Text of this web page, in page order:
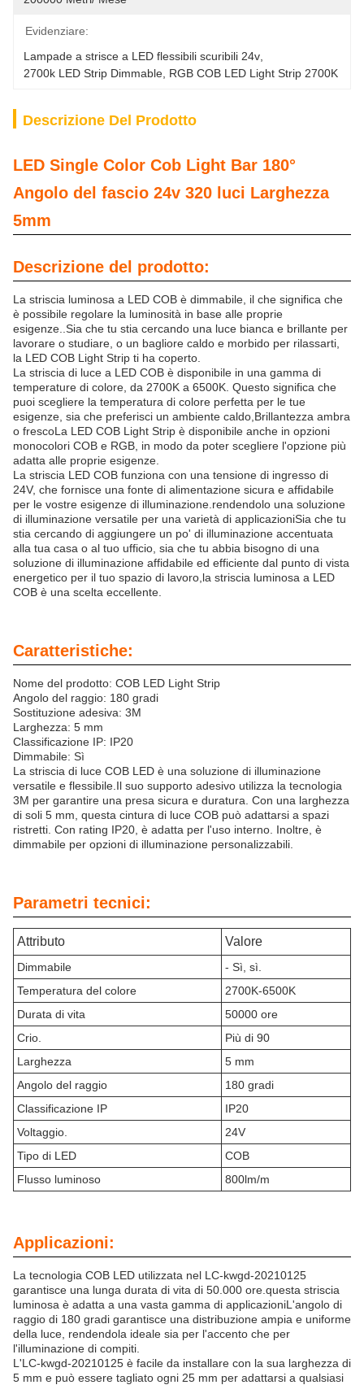
Evidenziare:
Lampade a strisce a LED flessibili scuribili 24v
2700k LED Strip Dimmable RGB COB LED Light Strip 2700K
Descrizione Del Prodotto
LED Single Color Cob Light Bar 180°
Angolo del fascio 24v 320 luci Larghezza
5mm
Descrizione del prodotto:
La striscia luminosa a LED COB è dimmabile, il che significa che
è possibile regolare la luminosità in base alle proprie
esigenze..Sia che tu stia cercando una luce bianca e brillante per
lavorare o studiare, o un bagliore caldo e morbido per rilassarti,
la LED COB Light Strip ti ha coperto.
La striscia di luce a LED COB è disponibile in una gamma di
temperature di colore, da 2700K a 6500K. Questo significa che
puoi scegliere la temperatura di colore perfetta per le tue
esigenze, sia che preferisci un ambiente caldo,Brillantezza ambra
o frescoLa LED COB Light Strip è disponibile anche in opzioni
monocolori COB e RGB, in modo da poter scegliere l'opzione più
adatta alle proprie esigenze.
La striscia LED COB funziona con una tensione di ingresso di
24V, che fornisce una fonte di alimentazione sicura e affidabile
per le vostre esigenze di illuminazione.rendendolo una soluzione
di illuminazione versatile per una varietà di applicazioniSia che tu
stia cercando di aggiungere un po' di illuminazione accentuata
alla tua casa o al tuo ufficio, sia che tu abbia bisogno di una
soluzione di illuminazione affidabile ed efficiente dal punto di vista
energetico per il tuo spazio di lavoro,la striscia luminosa a LED
COB è una scelta eccellente.
Caratteristiche:
Nome del prodotto: COB LED Light Strip
Angolo del raggio: 180 gradi
Sostituzione adesiva: 3M
Larghezza: 5 mm
Classificazione IP: IP20
Dimmabile: Sì
La striscia di luce COB LED è una soluzione di illuminazione
versatile e flessibile.Il suo supporto adesivo utilizza la tecnologia
3M per garantire una presa sicura e duratura. Con una larghezza
di soli 5 mm, questa cintura di luce COB può adattarsi a spazi
ristretti. Con rating IP20, è adatta per l'uso interno. Inoltre, è
dimmabile per opzioni di illuminazione personalizzabili.
Parametri tecnici:
Attributo Valore
Dimmabile
- Sì, sì.
Temperatura del colore
2700K-6500K
Durata di vita
50000 ore
Crio.
Più di 90
Larghezza
5 mm
Angolo del raggio
180 gradi
Classificazione IP
IP20
Voltaggio.
24V
Tipo di LED
COB
Flusso luminoso
800lm/m
Applicazioni:
La tecnologia COB LED utilizzata nel LC-kwgd-20210125
garantisce una lunga durata di vita di 50.000 ore.questa striscia
luminosa è adatta a una vasta gamma di applicazioniL'angolo di
raggio di 180 gradi garantisce una distribuzione ampia e uniforme
della luce, rendendola ideale sia per l'accento che per
l'illuminazione di compiti.
L'LC-kwgd-20210125 è facile da installare con la sua larghezza di
5 mm e può essere tagliato ogni 25 mm per adattarsi a qualsiasi